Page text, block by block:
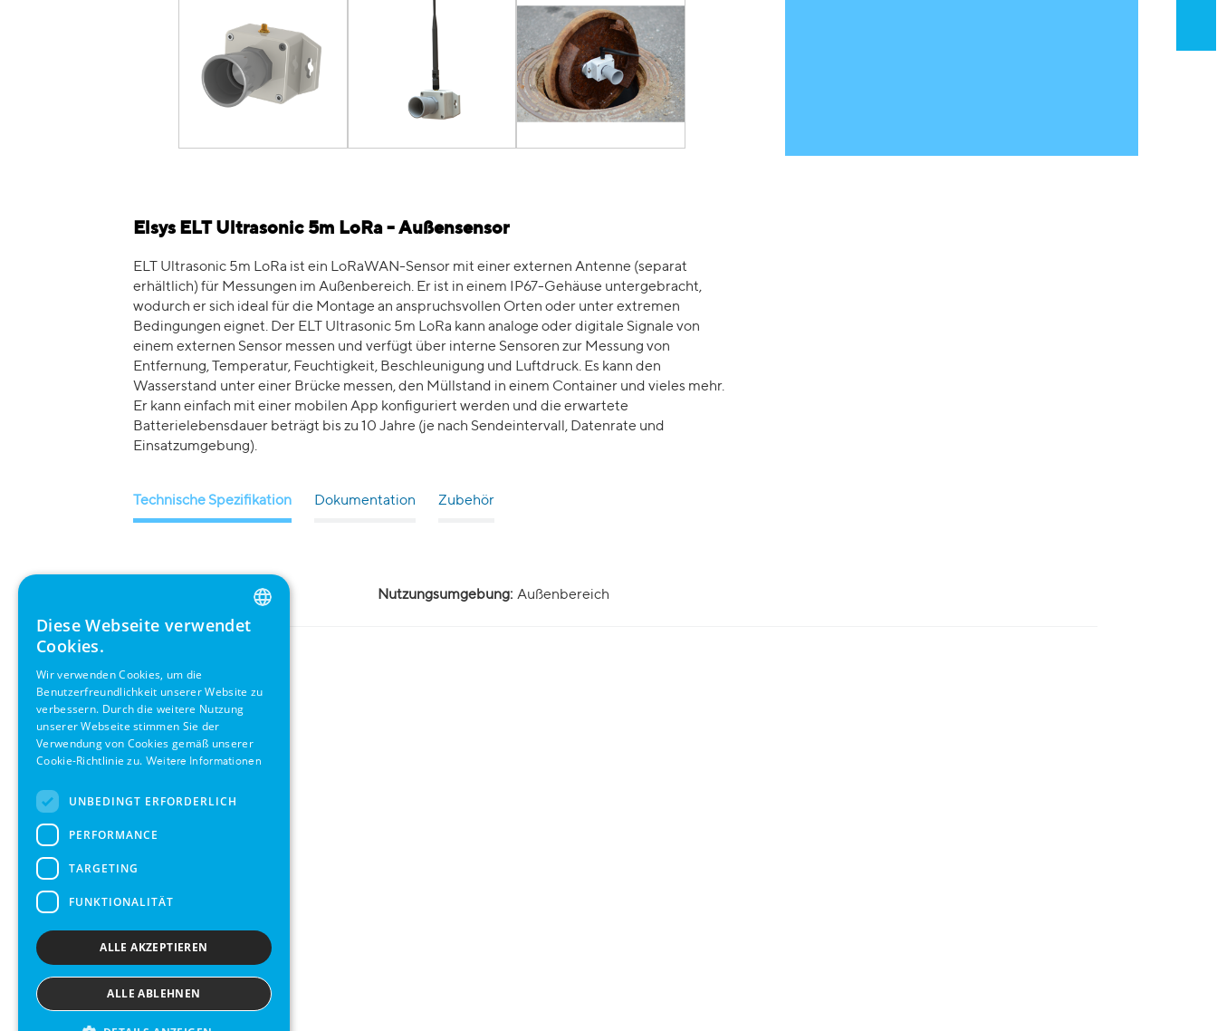
Elsys ELT Ultrasonic 5m LoRa - Außensensor
ELT Ultrasonic 5m LoRa ist ein LoRaWAN-Sensor mit einer externen Antenne (separat
erhältlich) für Messungen im Außenbereich. Er ist in einem IP67-Gehäuse untergebracht,
wodurch er sich ideal für die Montage an anspruchsvollen Orten oder unter extremen
Bedingungen eignet. Der ELT Ultrasonic 5m LoRa kann analoge oder digitale Signale von
einem externen Sensor messen und verfügt über interne Sensoren zur Messung von
Entfernung, Temperatur, Feuchtigkeit, Beschleunigung und Luftdruck. Es kann den
Wasserstand unter einer Brücke messen, den Müllstand in einem Container und vieles mehr.
Er kann einfach mit einer mobilen App konfiguriert werden und die erwartete
Batterielebensdauer beträgt bis zu 10 Jahre (je nach Sendeintervall, Datenrate und
Einsatzumgebung).
Technische Spezifikation Dokumentation Zubehör
Umweltspezifikationen Nutzungsumgebung: Außenbereich
ENGLISH
SWEDISH
Diese Webseite verwendet
Cookies.
Wir verwenden Cookies, um die
Benutzerfreundlichkeit unserer Website zu
verbessern. Durch die weitere Nutzung
unserer Webseite stimmen Sie der
Verwendung von Cookies gemäß unserer
Cookie-Richtlinie zu. Weitere Informationen
UNBEDINGT ERFORDERLICH
PERFORMANCE
TARGETING
FUNKTIONALITÄT
ALLE AKZEPTIEREN
ALLE ABLEHNEN